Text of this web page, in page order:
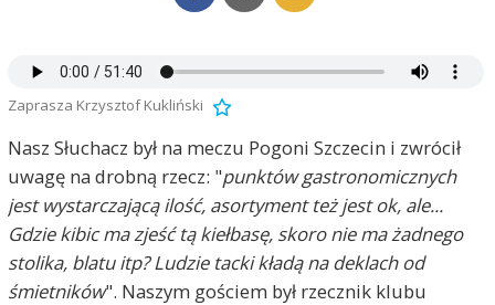
Zaprasza Krzysztof Kukliński
Nasz Słuchacz był na meczu Pogoni Szczecin i zwrócił
uwagę na drobną rzecz: "punktów gastronomicznych
jest wystarczającą ilość, asortyment też jest ok, ale...
Gdzie kibic ma zjeść tą kiełbasę, skoro nie ma żadnego
stolika, blatu itp? Ludzie tacki kładą na deklach od
śmietników". Naszym gościem był rzecznik klubu